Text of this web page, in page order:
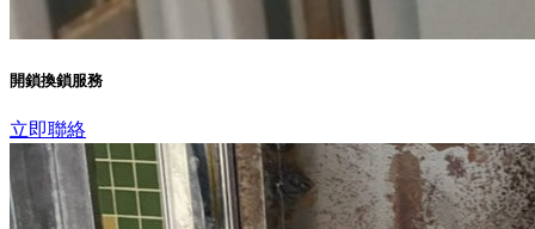
開鎖換鎖服務
立即聯絡